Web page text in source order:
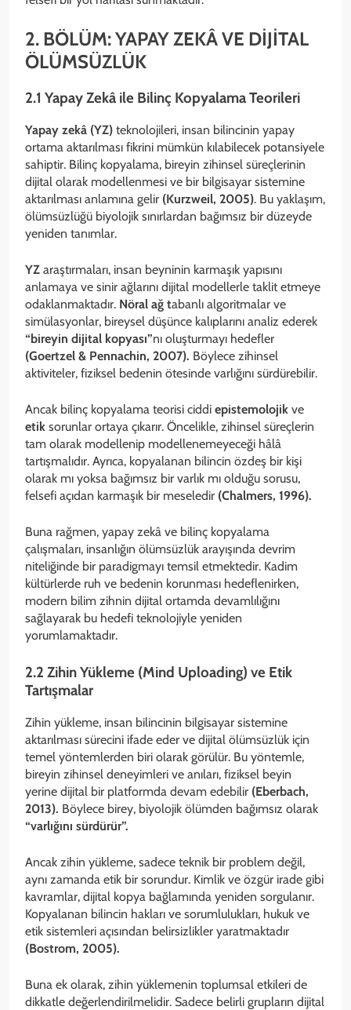
2. BÖLÜM: YAPAY ZEKÂ VE DİJİTAL
ÖLÜMSÜZLÜK
2.1 Yapay Zekâ ile Bilinç Kopyalama Teorileri
Yapay zekâ (YZ) teknolojileri, insan bilincinin yapay
ortama aktarılması fikrini mümkün kılabilecek potansiyele
sahiptir. Bilinç kopyalama, bireyin zihinsel süreçlerinin
dijital olarak modellenmesi ve bir bilgisayar sistemine
aktarılması anlamına gelir (Kurzweil, 2005). Bu yaklaşım,
ölümsüzlüğü biyolojik sınırlardan bağımsız bir düzeyde
yeniden tanımlar.
YZ araştırmaları, insan beyninin karmaşık yapısını
anlamaya ve sinir ağlarını dijital modellerle taklit etmeye
odaklanmaktadır. Nöral ağ tabanlı algoritmalar ve
simülasyonlar, bireysel düşünce kalıplarını analiz ederek
“bireyin dijital kopyası”nı oluşturmayı hedefler
(Goertzel & Pennachin, 2007). Böylece zihinsel
aktiviteler, fiziksel bedenin ötesinde varlığını sürdürebilir.
Ancak bilinç kopyalama teorisi ciddi epistemolojik ve
etik sorunlar ortaya çıkarır. Öncelikle, zihinsel süreçlerin
tam olarak modellenip modellenemeyeceği hâlâ
tartışmalıdır. Ayrıca, kopyalanan bilincin özdeş bir kişi
olarak mı yoksa bağımsız bir varlık mı olduğu sorusu,
felsefi açıdan karmaşık bir meseledir (Chalmers, 1996).
Buna rağmen, yapay zekâ ve bilinç kopyalama
çalışmaları, insanlığın ölümsüzlük arayışında devrim
niteliğinde bir paradigmayı temsil etmektedir. Kadim
kültürlerde ruh ve bedenin korunması hedeflenirken,
modern bilim zihnin dijital ortamda devamlılığını
sağlayarak bu hedefi teknolojiyle yeniden
yorumlamaktadır.
2.2 Zihin Yükleme (Mind Uploading) ve Etik
Tartışmalar
Zihin yükleme, insan bilincinin bilgisayar sistemine
aktarılması sürecini ifade eder ve dijital ölümsüzlük için
temel yöntemlerden biri olarak görülür. Bu yöntemle,
bireyin zihinsel deneyimleri ve anıları, fiziksel beyin
yerine dijital bir platformda devam edebilir (Eberbach,
2013). Böylece birey, biyolojik ölümden bağımsız olarak
“varlığını sürdürür”.
Ancak zihin yükleme, sadece teknik bir problem değil,
aynı zamanda etik bir sorundur. Kimlik ve özgür irade gibi
kavramlar, dijital kopya bağlamında yeniden sorgulanır.
Kopyalanan bilincin hakları ve sorumlulukları, hukuk ve
etik sistemleri açısından belirsizlikler yaratmaktadır
(Bostrom, 2005).
Buna ek olarak, zihin yüklemenin toplumsal etkileri de
dikkatle değerlendirilmelidir. Sadece belirli grupların dijital